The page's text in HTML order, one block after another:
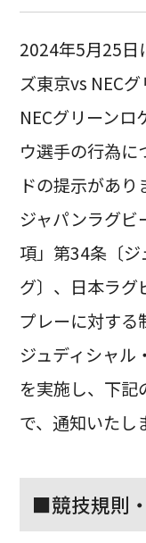
2024年5月25日
ズ東京vs NEC
NECグリーン
ウ選手の行為に
ドの提示があり
ジャパンラグ
項」第34条〔
グ〕、日本ラグ
プレーに対する
ジュディシャル
を実施し、下記
で、通知いたし
■競技規則